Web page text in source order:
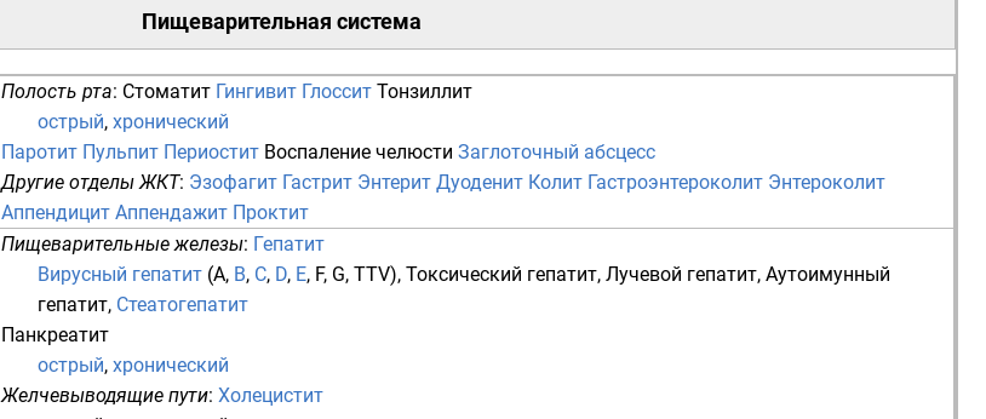
Пищеварительная система
Полость рта: Стоматит Гингивит Глоссит Тонзиллит
острый, хронический
Паротит Пульпит Периостит Воспаление челюсти Заглоточный абсцесс
Другие отделы ЖКТ: Эзофагит Гастрит Энтерит Дуоденит Колит Гастроэнтероколит Энтероколит
Аппендицит Аппендажит Проктит
Пищеварительные железы: Гепатит
Вирусный гепатит (A, B, C, D, E, F, G, TTV), Токсический гепатит, Лучевой гепатит, Аутоимунный
гепатит, Стеатогепатит
Панкреатит
острый, хронический
Желчевыводящие пути: Холецистит